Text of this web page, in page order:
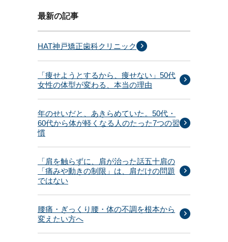
最新の記事
HAT神戸矯正歯科クリニック
「痩せようとするから、痩せない」50代
女性の体型が変わる、本当の理由
年のせいだと、あきらめていた。50代・
60代から体が軽くなる人のたった7つの習
慣
「肩を触らずに、肩が治った話五十肩の
「痛みや動きの制限」は、肩だけの問題
ではない
腰痛・ぎっくり腰・体の不調を根本から
変えたい方へ